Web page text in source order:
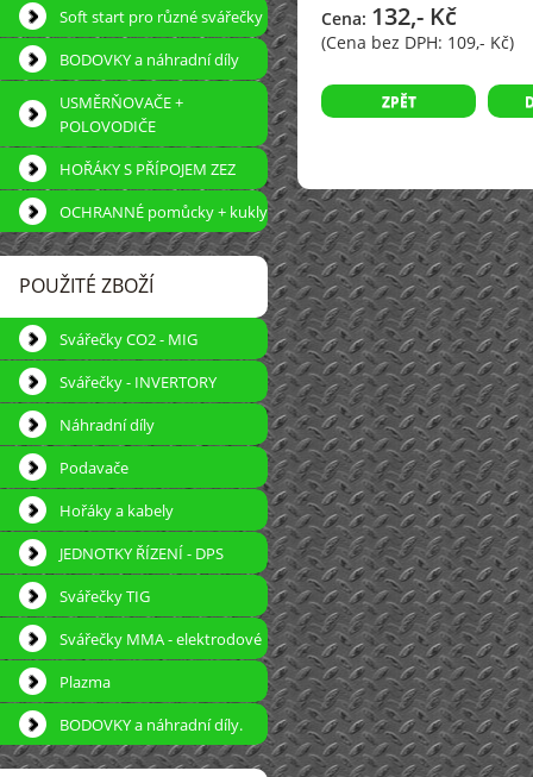
Soft start pro různé svářečky
BODOVKY a náhradní díly
USMĚRŇOVAČE +
POLOVODIČE
HOŘÁKY S PŘÍPOJEM ZEZ
OCHRANNÉ pomůcky + kukly
POUŽITÉ ZBOŽÍ
Svářečky CO2 - MIG
Svářečky - INVERTORY
Náhradní díly
Podavače
Hořáky a kabely
JEDNOTKY ŘÍZENÍ - DPS
Svářečky TIG
Svářečky MMA - elektrodové
Plazma
BODOVKY a náhradní díly.
Cena: 132,- Kč
(Cena bez DPH: 109,- Kč)
ZPĚT